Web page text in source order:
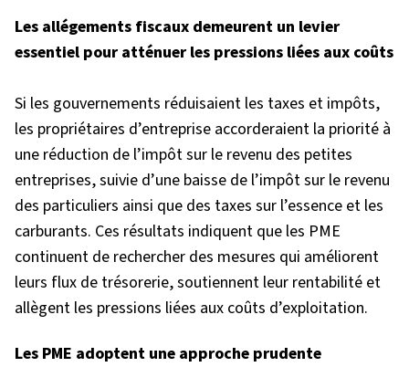
Les allégements fiscaux demeurent un levier
essentiel pour atténuer les pressions liées aux coûts
Si les gouvernements réduisaient les taxes et impôts,
les propriétaires d’entreprise accorderaient la priorité à
une réduction de l’impôt sur le revenu des petites
entreprises, suivie d’une baisse de l’impôt sur le revenu
des particuliers ainsi que des taxes sur l’essence et les
carburants. Ces résultats indiquent que les PME
continuent de rechercher des mesures qui améliorent
leurs flux de trésorerie, soutiennent leur rentabilité et
allègent les pressions liées aux coûts d’exploitation.
Les PME adoptent une approche prudente